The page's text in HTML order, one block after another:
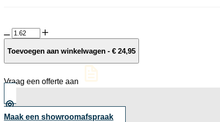
Concrete
black
90x90x1
Toevoegen aan winkelwagen - € 24,95
Vraag een offerte aan
Maak een showroomafspraak